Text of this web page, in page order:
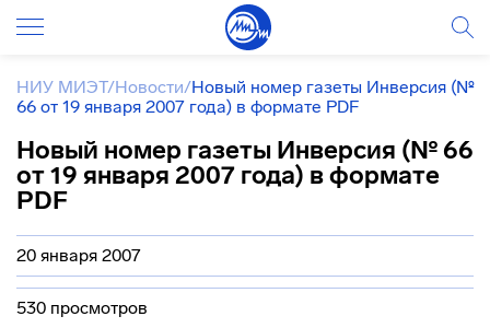
НИУ МИЭТ/Новости/Новый номер газеты Инверсия (№
66 от 19 января 2007 года) в формате PDF
Новый номер газеты Инверсия (№ 66
от 19 января 2007 года) в формате
PDF
20 января 2007
530 просмотров